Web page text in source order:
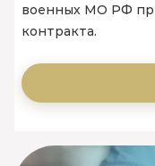
военных МО РФ
контракта.